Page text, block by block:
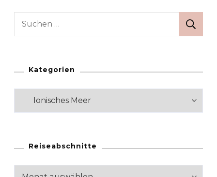
Suchen
Kategorien
Kategorien
Reiseabschnitte
Reiseabschnitte